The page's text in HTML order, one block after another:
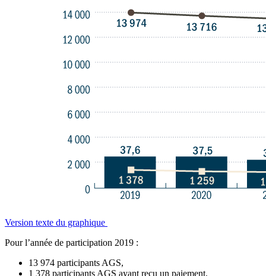
Version texte du graphique
Pour l’année de participation 2019 :
13 974 participants AGS,
1 378 participants AGS ayant reçu un paiement,